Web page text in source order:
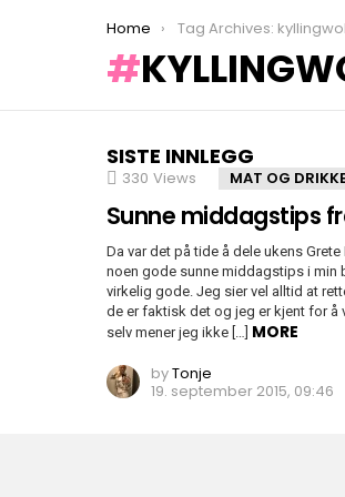
You are here:
Home Tag Archives:
SISTE INNLEGG
330 Views MAT OG
Sunne middagstips
Da var det på tide å dele ukens
noen gode sunne middagstips i min
virkelig gode. Jeg sier vel alltid at
de er faktisk det og jeg er kjent for å
selv mener jeg ikke […] MORE
byTonje
19. september 2015, 09:46